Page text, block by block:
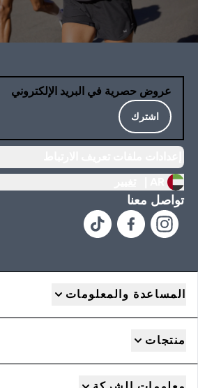
عروض حصرية في البريد الإلكتروني
اشترك
تواصل معنا
المساعدة والمعلومات
منتجات